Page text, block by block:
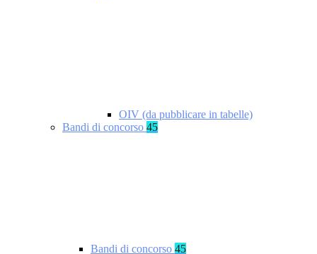
OIV (da pubblicare in tabelle)
Bandi di concorso 45
Bandi di concorso 45